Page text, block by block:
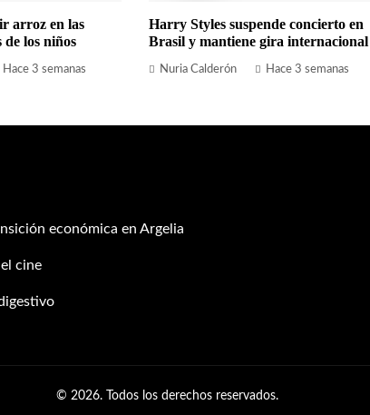
arroz en las
de los niños
Hace 3 semanas
Harry Styles suspende concierto en
Brasil y mantiene gira internacional
Nuria Calderón Hace 3 semanas
económica en Argelia
cine
© 2026. Todos los derechos reservados.